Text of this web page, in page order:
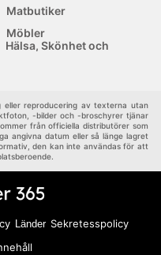
Matbutiker
Möbler
Hälsa, Skönhet och
reproducering av texterna utan
-bilder och -broschyrer tjänar
från officiella distributörer som
angivna datum eller så länge lagret
den kan inte användas för att
Länder Sekretesspolicy